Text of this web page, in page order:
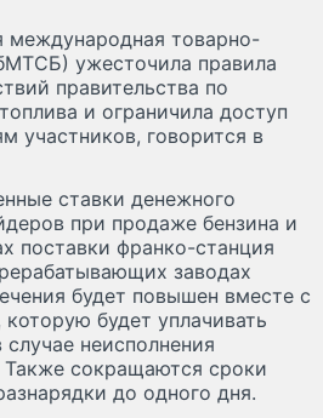
международная товарно-
ужесточила правила
правительства по
и ограничила доступ
участников, говорится в
ставки денежного
при продаже бензина и
поставки франко-станция
заводах
будет повышен вместе с
будет уплачивать
неисполнения
сокращаются сроки
до одного дня.